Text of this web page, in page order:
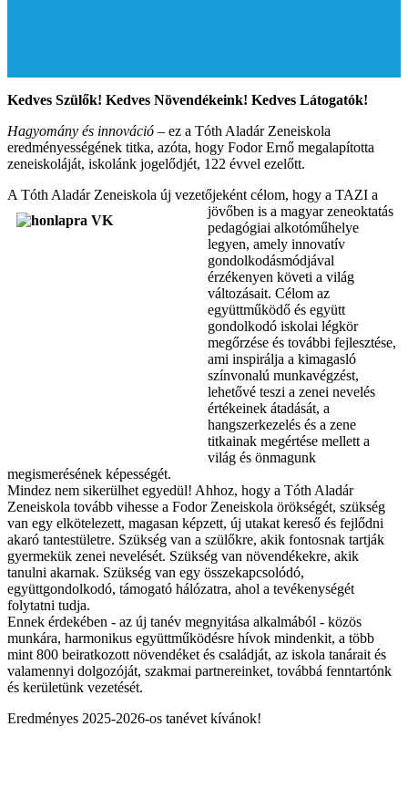
Kedves Szülők! Kedves Növendékeink! Kedves Látogatók!
Hagyomány és innováció – ez a Tóth Aladár Zeneiskola
eredményességének titka, azóta, hogy Fodor Ernő megalapította
zeneiskoláját, iskolánk jogelődjét, 122 évvel ezelőtt.
A Tóth Aladár Zeneiskola új vezetőjeként célom, hogy a TAZI a
jövőben is a magyar zeneoktatás
pedagógiai alkotóműhelye
legyen, amely innovatív
gondolkodásmódjával
érzékenyen követi a világ
változásait. Célom az
együttműködő és együtt
gondolkodó iskolai légkör
megőrzése és további fejlesztése,
ami inspirálja a kimagasló
színvonalú munkavégzést,
lehetővé teszi a zenei nevelés
értékeinek átadását, a
hangszerkezelés és a zene
titkainak megértése mellett a
világ és önmagunk
megismerésének képességét.
Mindez nem sikerülhet egyedül! Ahhoz, hogy a Tóth Aladár
Zeneiskola tovább vihesse a Fodor Zeneiskola örökségét, szükség
van egy elkötelezett, magasan képzett, új utakat kereső és fejlődni
akaró tantestületre. Szükség van a szülőkre, akik fontosnak tartják
gyermekük zenei nevelését. Szükség van növendékekre, akik
tanulni akarnak. Szükség van egy összekapcsolódó,
együttgondolkodó, támogató hálózatra, ahol a tevékenységét
folytatni tudja.
Ennek érdekében - az új tanév megnyitása alkalmából - közös
munkára, harmonikus együttműködésre hívok mindenkit, a több
mint 800 beiratkozott növendéket és családját, az iskola tanárait és
valamennyi dolgozóját, szakmai partnereinket, továbbá fenntartónk
és kerületünk vezetését.
Eredményes 2025-2026-os tanévet kívánok!